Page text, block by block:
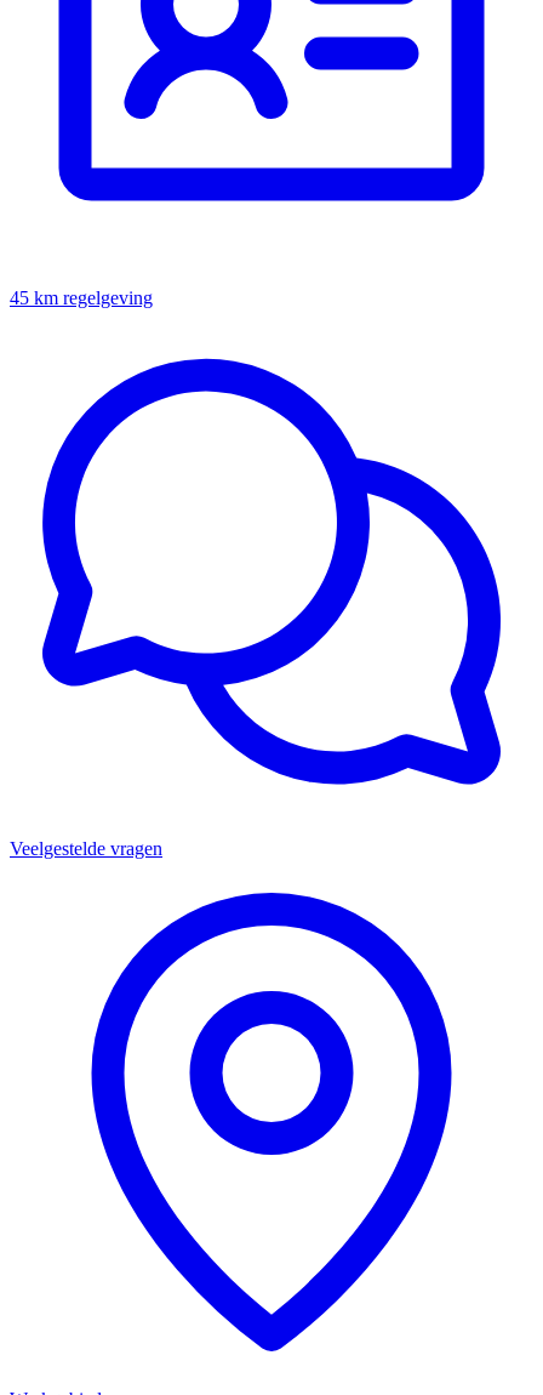
45 km regelgeving
Veelgestelde vragen